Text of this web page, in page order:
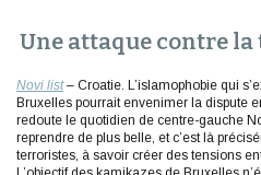
Une attaque contre la
Novi list– Croatie. L’islamophobie qui
Bruxelles pourrait envenimer la dispute
redoute le quotidien de centre-gauche
reprendre de plus belle, et c’est là
terroristes, à savoir créer des tensions